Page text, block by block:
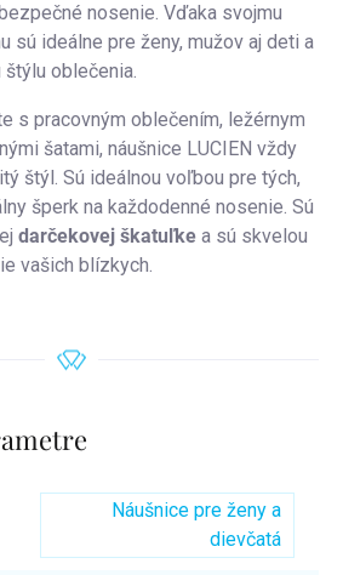
nosenie. Vďaka svojmu
sú ideálne pre ženy, mužov aj deti a
štýlu oblečenia.
s pracovným oblečením, ležérnym
šatami, náušnice LUCIEN vždy
štýl. Sú ideálnou voľbou pre tých,
šperk na každodenné nosenie. Sú
darčekovej škatuľke a sú skvelou
vašich blízkych.
Náušnice pre ženy a
dievčatá